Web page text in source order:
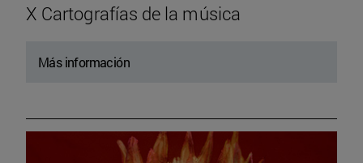
X Cartografías de la música
Más información